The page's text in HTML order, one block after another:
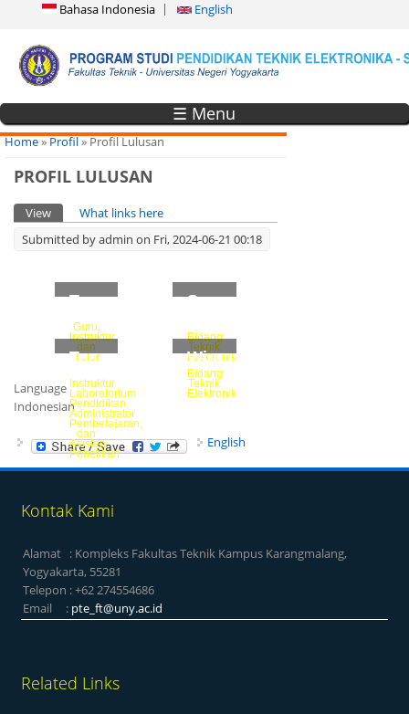
Bahasa Indonesia English
☰ Menu
You are here
Home»Profil» Profil Lulusan
PROFIL LULUSAN
Primary tabs
View (active tab)
What links here
Submitted byadmin on Fri, 2024-06-21 00:18
Tenaga
Guru,
Instruktur,
dan
Tutor
Supervisor
Bidang
Teknik
Elektronik
Tenaga
Instruktur
Laboratorium
Pendidikan,
Administrator
Pembelajaran,
dan
Asisten
Penelitian
Wirausaha
Bidang
Teknik
Elektronik
Language
Indonesian
English
Kontak Kami
Alamat : Kompleks Fakultas Teknik Kampus Karangmalang,
Yogyakarta, 55281
Telepon : +62 274554686
Email : pte_ft@uny.ac.id
Related Links